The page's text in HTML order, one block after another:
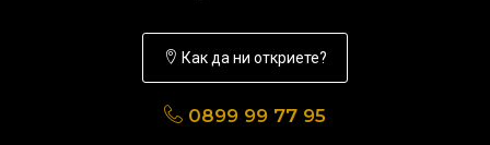
Как да ни откриете?
0899 99 77 95